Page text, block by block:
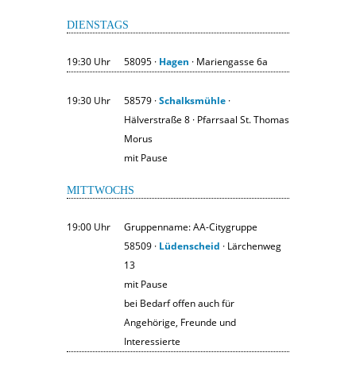
DIENSTAGS
19:30 Uhr 58095 · Hagen · Mariengasse 6a
19:30 Uhr 58579 ·Schalksmühle ·
Hälverstraße 8 · Pfarrsaal St. Thomas
Morus
mit Pause
MITTWOCHS
19:00 Uhr
Gruppenname: AA-Citygruppe
58509 · Lüdenscheid · Lärchenweg
13
mit Pause
bei Bedarf offen auch für
Angehörige, Freunde und
Interessierte